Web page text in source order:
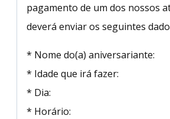
pagamento de um dos nossos
deverá enviar os seguintes
* Nome do(a) aniversariante:
* Idade que irá fazer:
* Dia:
* Horário: